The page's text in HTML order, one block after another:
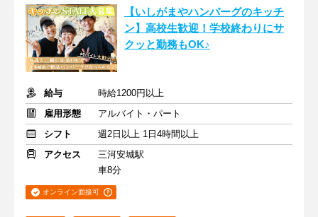
【いしがまやハンバーグのキッチ
ン】高校生歓迎！学校終わりにサ
クッと勤務もOK♪
給与
時給1200円以上
雇用形態
アルバイト・パート
シフト
週2日以上 1日4時間以上
アクセス
三河安城駅
車8分
オンライン面接可